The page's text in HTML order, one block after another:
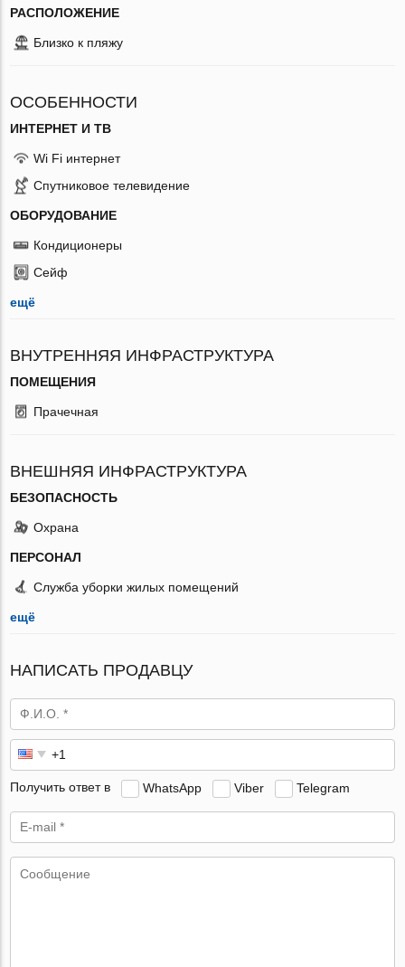
РАСПОЛОЖЕНИЕ
Близко к пляжу
ОСОБЕННОСТИ
ИНТЕРНЕТ И ТВ
Wi Fi интернет
Спутниковое телевидение
ОБОРУДОВАНИЕ
Кондиционеры
Сейф
ещё
ВНУТРЕННЯЯ ИНФРАСТРУКТУРА
ПОМЕЩЕНИЯ
Прачечная
ВНЕШНЯЯ ИНФРАСТРУКТУРА
БЕЗОПАСНОСТЬ
Охрана
ПЕРСОНАЛ
Служба уборки жилых помещений
ещё
НАПИСАТЬ ПРОДАВЦУ
Получить ответ в WhatsApp Viber Telegram